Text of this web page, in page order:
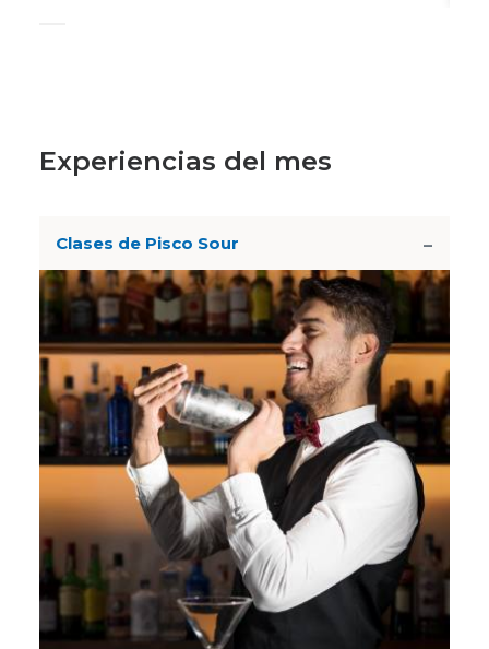
Experiencias del mes
Clases de Pisco Sour